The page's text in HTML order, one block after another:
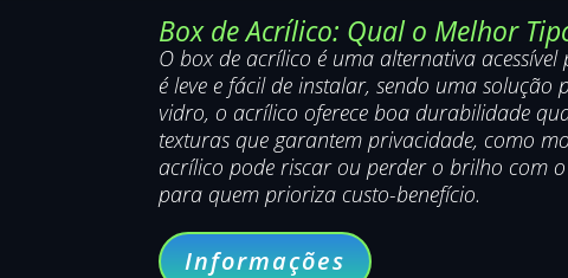
Box de Acrílico: Qual o Melhor
O box de acrílico é uma alternativa
é leve e fácil de instalar, sendo uma
vidro, o acrílico oferece boa durabilidade
texturas que garantem privacidade, como
acrílico pode riscar ou perder o brilho com o
para quem prioriza custo-benefício.
Informações